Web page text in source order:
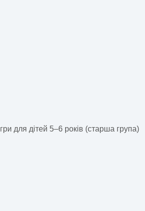
Ігри для дітей 5–6 років (старша група)